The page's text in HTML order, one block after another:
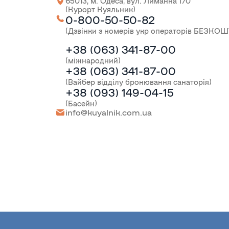
(Курорт Куяльник)
0-800-50-50-82
(Дзвінки з номерів укр операторів
+38 (063) 341-87-00
(міжнародний)
+38 (063) 341-87-00
(Вайбер відділу бронювання санаторія)
+38 (093) 149-04-15
(Басейн)
info@kuyalnik.com.ua